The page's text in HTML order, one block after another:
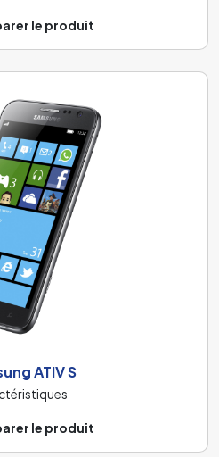
le produit
ATIV S
le produit